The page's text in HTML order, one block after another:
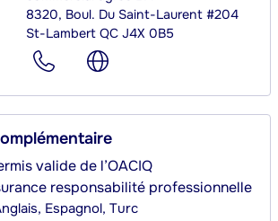
8320, Boul. Du Saint-Laurent #204
St-Lambert QC J4X 0B5
valide de l’OACIQ
responsabilité professionnelle
Espagnol, Turc